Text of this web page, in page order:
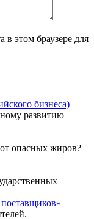
в этом браузере для
бизнеса)
развитию
опасных жиров?
поставщиков»